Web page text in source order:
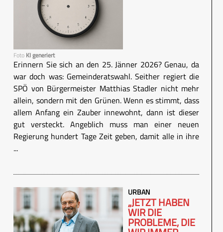
Foto KI generiert
Erinnern Sie sich an den 25. Jänner 2026? Genau, da
war doch was: Gemeinderatswahl. Seither regiert die
SPÖ von Bürgermeister Matthias Stadler nicht mehr
allein, sondern mit den Grünen. Wenn es stimmt, dass
allem Anfang ein Zauber innewohnt, dann ist dieser
gut versteckt. Angeblich muss man einer neuen
Regierung hundert Tage Zeit geben, damit alle in ihre
...
URBAN
„JETZT HABEN
WIR DIE
PROBLEME, DIE